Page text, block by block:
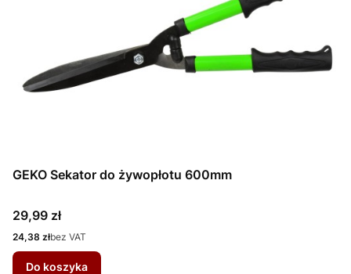
GEKO Sekator do żywopłotu 600mm
Cena
29,99 zł
Cena
24,38 złbez VAT
Do koszyka